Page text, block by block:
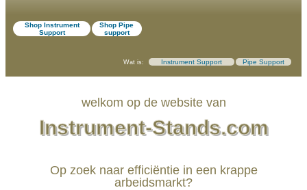
Shop Instrument
Support
Shop Pipe
support
Wat is: Instrument Support Pipe Support
welkom op de website van
Instrument-Stands.com
Op zoek naar efficiëntie in een krappe
arbeidsmarkt?